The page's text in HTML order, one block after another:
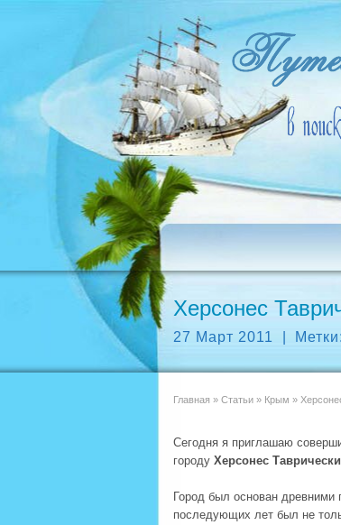
Херсонес
27 Март 2011 Метки:
Главная » Статьи » Крым »
Сегодня я приглашаю
городу Херсонес
Город был основан древними
последующих лет был не